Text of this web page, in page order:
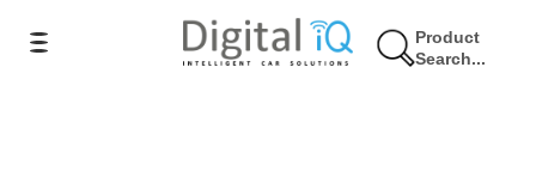
Product
Search...